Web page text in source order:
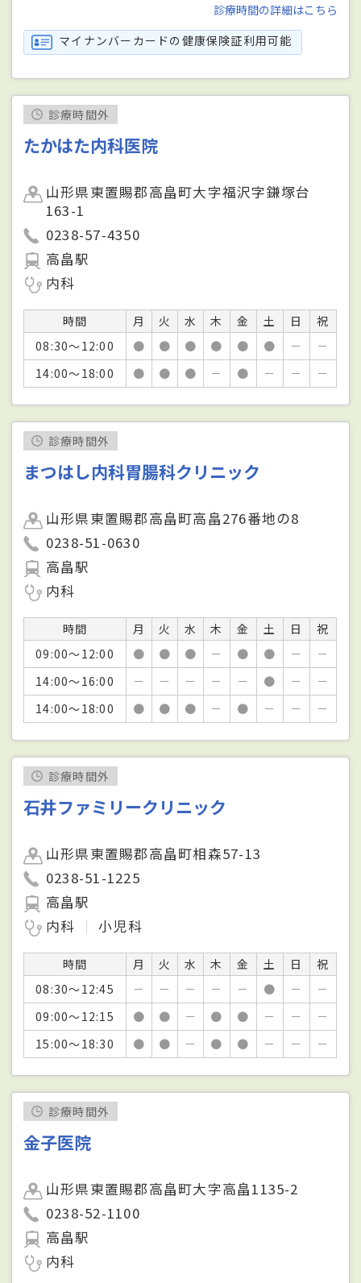
診療時間の詳細はこちら
マイナンバーカードの健康保険証利用可能
診療時間外
たかはた内科医院
山形県東置賜郡高畠町大字福沢字鎌塚台
163-1
0238-57-4350
高畠駅
内科
時間 月 火 水 木 金 土 日
祝
08:30～12:00
● ● ● ● ● ● －
－
14:00～18:00
● ● ● － ● － － －
診療時間外
まつはし内科胃腸科クリニック
山形県東置賜郡高畠町高畠276番地の8
0238-51-0630
高畠駅
内科
時間 月 火 水 木 金 土 日
祝
09:00～12:00
● ● ● － ● ● －
－
14:00～16:00
－ － － － － ● －
－
14:00～18:00
● ● ● － ● － － －
診療時間外
石井ファミリークリニック
山形県東置賜郡高畠町相森57-13
0238-51-1225
高畠駅
内科
小児科
時間 月 火 水 木 金 土 日
祝
08:30～12:45
－ － － － － ● －
－
09:00～12:15
● ● － ● ● － －
－
15:00～18:30
● ● － ● ● － － －
診療時間外
金子医院
山形県東置賜郡高畠町大字高畠1135-2
0238-52-1100
高畠駅
内科